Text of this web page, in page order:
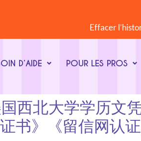
Effacer
D’AIDE POUR LES PROS
西北大学学历文
书》《留信网认证